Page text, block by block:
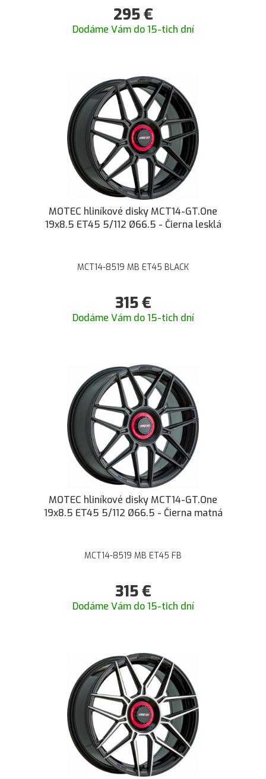
295€
Dodáme Vám do 15-tich dní
MOTEC hliníkové disky MCT14-GT.One
19x8.5 ET45 5/112 Ø66.5 - Čierna lesklá
MCT14-8519 MB ET45 BLACK
315€
Dodáme Vám do 15-tich dní
MOTEC hliníkové disky MCT14-GT.One
19x8.5 ET45 5/112 Ø66.5 - Čierna matná
MCT14-8519 MB ET45 FB
315€
Dodáme Vám do 15-tich dní